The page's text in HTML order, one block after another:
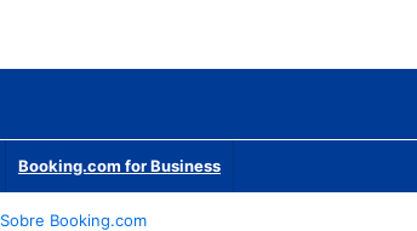
Booking.com for Business
Sobre Booking.com